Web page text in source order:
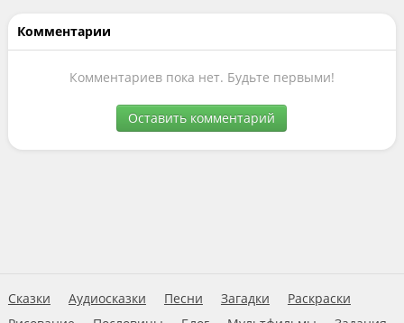
Комментарии
Комментариев пока нет. Будьте первыми!
Оставить комментарий
Сказки Аудиосказки Песни Загадки
Раскраски